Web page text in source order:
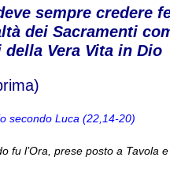
sempre credere
dei Sacramenti
della Vera Vita in
secondo Luca (22,14-20)
fu l’Ora, prese posto a Tavola